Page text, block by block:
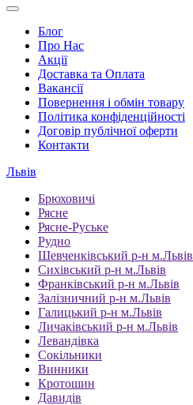
Блог
Про Нас
Акції
Доставка та Оплата
Вакансії
Повернення і обмін товару
Політика конфіденційності
Договір публічної оферти
Контакти
Львів
Брюховичі
Рясне
Рясне-Руське
Рудно
Шевченківський р-н м.Львів
Сихівський р-н м.Львів
Франківський р-н м.Львів
Залізничний р-н м.Львів
Галицький р-н м.Львів
Личаківський р-н м.Львів
Левандівка
Сокільники
Винники
Кротошин
Давидів